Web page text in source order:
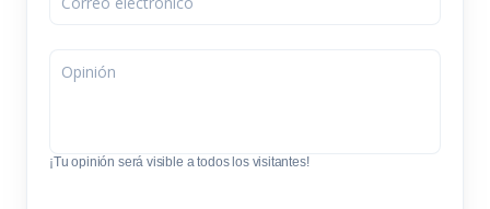
¡Tu opinión será visible a todos los visitantes!